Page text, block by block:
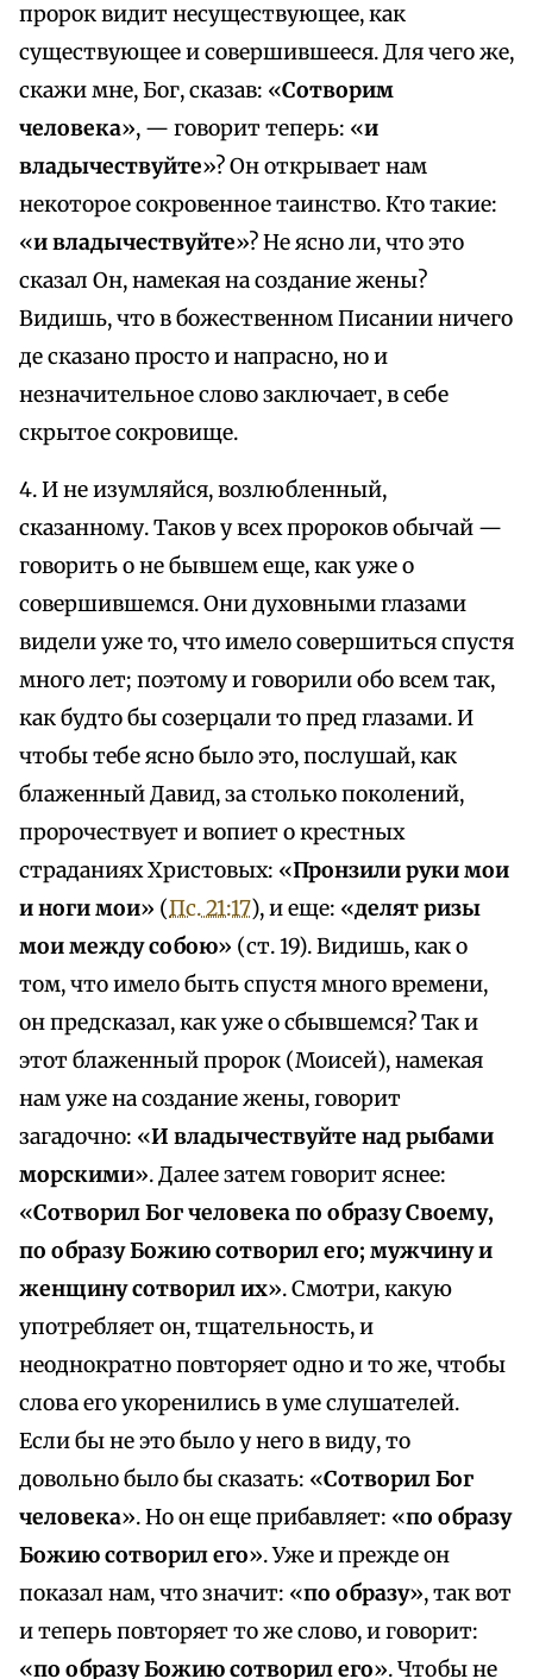
пророк видит несуществующее, как
существующее и совершившееся. Для чего же,
скажи мне, Бог, сказав: «Сотворим
человека», — говорит теперь: «и
владычествуйте»? Он открывает нам
некоторое сокровенное таинство. Кто такие:
«и владычествуйте»? Не ясно ли, что это
сказал Он, намекая на создание жены?
Видишь, что в божественном Писании ничего
де сказано просто и напрасно, но и
незначительное слово заключает, в себе
скрытое сокровище.
4. И не изумляйся, возлюбленный,
сказанному. Таков у всех пророков обычай —
говорить о не бывшем еще, как уже о
совершившемся. Они духовными глазами
видели уже то, что имело совершиться спустя
много лет; поэтому и говорили обо всем так,
как будто бы созерцали то пред глазами. И
чтобы тебе ясно было это, послушай, как
блаженный Давид, за столько поколений,
пророчествует и вопиет о крестных
страданиях Христовых: «Пронзили руки мои
и ноги мои» (Пс. 21:17), и еще: «делят ризы
мои между собою» (ст. 19). Видишь, как о
том, что имело быть спустя много времени,
он предсказал, как уже о сбывшемся? Так и
этот блаженный пророк (Моисей), намекая
нам уже на создание жены, говорит
загадочно: «И владычествуйте над рыбами
морскими». Далее затем говорит яснее:
«Сотворил Бог человека по образу Своему,
по образу Божию сотворил его; мужчину и
женщину сотворил их». Смотри, какую
употребляет он, тщательность, и
неоднократно повторяет одно и то же, чтобы
слова его укоренились в уме слушателей.
Если бы не это было у него в виду, то
довольно было бы сказать: «Сотворил Бог
человека». Но он еще прибавляет: «по образу
Божию сотворил его». Уже и прежде он
показал нам, что значит: «по образу», так вот
и теперь повторяет то же слово, и говорит:
«по образу Божию сотворил его». Чтобы не